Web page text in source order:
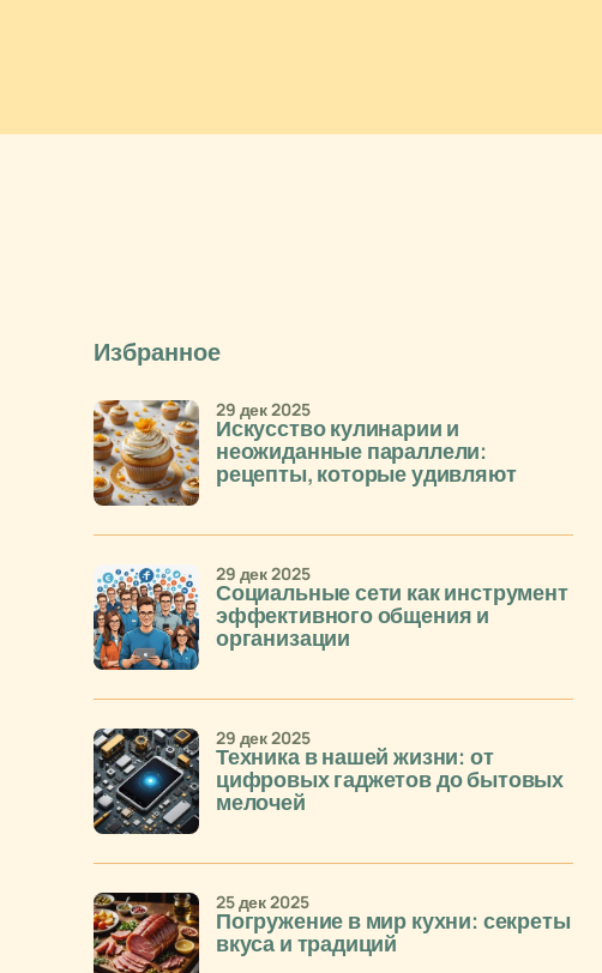
Избранное
Искусство кулинарии и
неожиданные параллели:
рецепты, которые удивляют
29 дек 2025
Социальные сети как инструмент
эффективного общения и
организации
29 дек 2025
Техника в нашей жизни: от
цифровых гаджетов до бытовых
мелочей
29 дек 2025
Погружение в мир кухни: секреты
вкуса и традиций
25 дек 2025